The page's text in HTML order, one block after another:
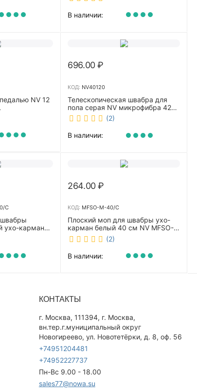
110 см NV-W3011
В наличии:
NV 12
696.00₽
КОД: NV40120
Телескопическая швабра для
пола серая NV микрофибра 42
см NV40120(2)
В наличии:
C
ухо-карман
CombMF-TF-
264.00₽
КОД: MFSO-M-40/C
Плоский моп для швабры ухо-
карман белый 40 см NV MFSO-
M-40/C
(2)
В наличии:
КОНТАКТЫ
г. Москва, 111394, г. Москва,
вн.тер.г.муниципальный округ
Новогиреево, ул. Новотетёрки, д. 8, оф. 56
+74951204481
+74952227737
Пн-Вс 9.00 - 18.00
sales77@nowa.su